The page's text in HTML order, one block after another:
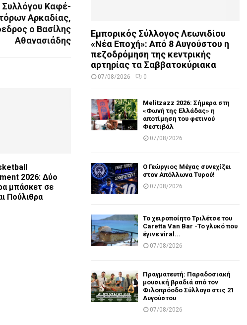
Συλλόγου Καφέ-
Αρκαδίας,
ο Βασίλης
Αθανασιάδης
2026: Δύο
μπάσκετ σε
Πούλιθρα
Εμπορικός Σύλλογος Λεωνιδίου
«Νέα Εποχή»: Από 8 Αυγούστου η
πεζοδρόμηση της κεντρικής
αρτηρίας τα Σαββατοκύριακα
07/08/2026 0
Melitzazz 2026: Σήμερα στη
«Φωνή της Ελλάδας» η
αποτίμηση του φετινού
Φεστιβάλ
07/08/2026
Ο Γεώργιος Μέγας συνεχίζει
στον Απόλλωνα Τυρού!
07/08/2026
Το χειροποίητο Τριλέτσε του
Caretta Van Bar -Το γλυκό που
έγινε viral...
07/08/2026
Πραγματευτή: Παραδοσιακή
μουσική βραδιά από τον
Φιλοπρόοδο Σύλλογο στις 21
Αυγούστου
07/08/2026